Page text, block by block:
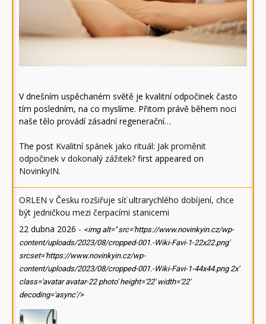
V dnešním uspěchaném světě je kvalitní odpočinek často
tím posledním, na co myslíme. Přitom právě během noci
naše tělo provádí zásadní regenerační…
The post Kvalitní spánek jako rituál: Jak proměnit
odpočinek v dokonalý zážitek? first appeared on
NovinkyIN.
ORLEN v Česku rozšiřuje síť ultrarychlého dobíjení, chce
být jedničkou mezi čerpacími stanicemi
22 dubna 2026 - <img alt='' src='https://www.novinkyin.cz/wp-
content/uploads/2023/08/cropped-001.-Wiki-Favi-1-22x22.png'
srcset='https://www.novinkyin.cz/wp-
content/uploads/2023/08/cropped-001.-Wiki-Favi-1-44x44.png 2x'
class='avatar avatar-22 photo' height='22' width='22'
decoding='async'/>